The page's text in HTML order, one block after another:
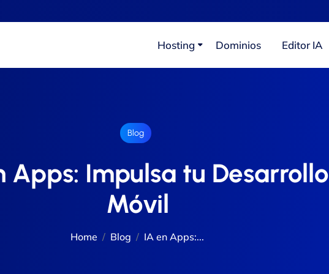
Hosting Dominios Editor IA
Blog
Apps: Impulsa tu Desarrollo
Móvil
Home Blog IA en Apps:...